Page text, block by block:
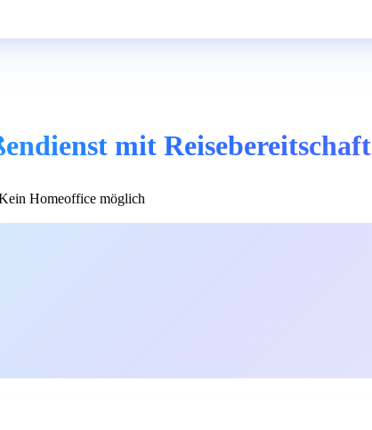
mit Reisebereitschaft
Homeoffice möglich